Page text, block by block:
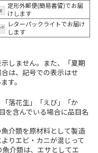
定形外郵便(簡易書留)でお届
けします
レターパックライトでお届け
します
しません。また、「夏期
は、記号での表示はせ
す。
落花生」「えび」「か
を含んでいる場合に品目名
介類を原材料として製造
りエビ・カニが混じって
介類は、エサとしてエ